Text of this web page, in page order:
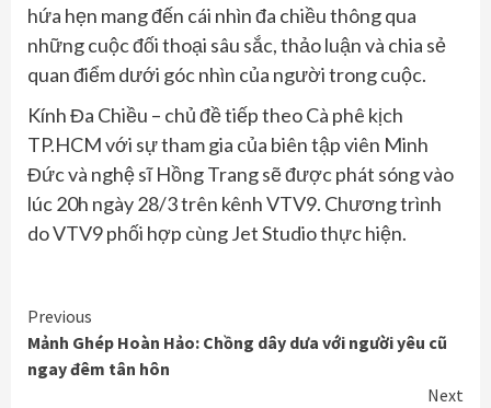
hứa hẹn mang đến cái nhìn đa chiều thông qua
những cuộc đối thoại sâu sắc, thảo luận và chia sẻ
quan điểm dưới góc nhìn của người trong cuộc.
Kính Đa Chiều – chủ đề tiếp theo Cà phê kịch
TP.HCM với sự tham gia của biên tập viên Minh
Đức và nghệ sĩ Hồng Trang sẽ được phát sóng vào
lúc 20h ngày 28/3 trên kênh VTV9. Chương trình
do VTV9 phối hợp cùng Jet Studio thực hiện.
Continue
Reading
Previous
Mảnh Ghép Hoàn Hảo: Chồng dây dưa với người yêu cũ
ngay đêm tân hôn
Next